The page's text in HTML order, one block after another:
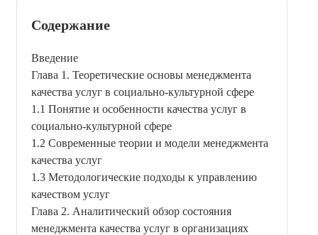
Содержание
Введение
Глава 1. Теоретические основы менеджмента
качества услуг в социально-культурной сфере
1.1 Понятие и особенности качества услуг в
социально-культурной сфере
1.2 Современные теории и модели менеджмента
качества услуг
1.3 Методологические подходы к управлению
качеством услуг
Глава 2. Аналитический обзор состояния
менеджмента качества услуг в организациях